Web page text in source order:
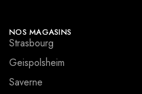
NOS MAGASINS
Strasbourg
Geispolsheim
Saverne